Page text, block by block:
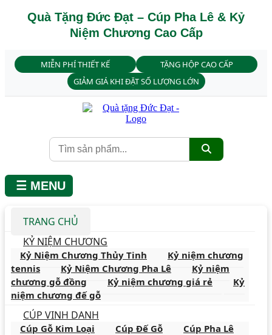
Quà Tặng Đức Đạt – Cúp Pha Lê & Kỷ
Niệm Chương Cao Cấp
MIỄN PHÍ THIẾT KẾ
TẶNG HỘP CAO CẤP
GIẢM GIÁ KHI ĐẶT SỐ LƯỢNG LỚN
☰ MENU
TRANG CHỦ
KỶ NIỆM CHƯƠNG
Kỷ Niệm Chương Thủy Tinh
Kỷ niệm chương
tennis
Kỷ Niệm Chương Pha Lê
Kỷ niệm
chương gỗ đồng
Kỷ niệm chương giá rẻ
Kỷ
niệm chương đế gỗ
CÚP VINH DANH
Cúp Gỗ Kim Loại Cúp Đế Gỗ
Cúp Pha Lê